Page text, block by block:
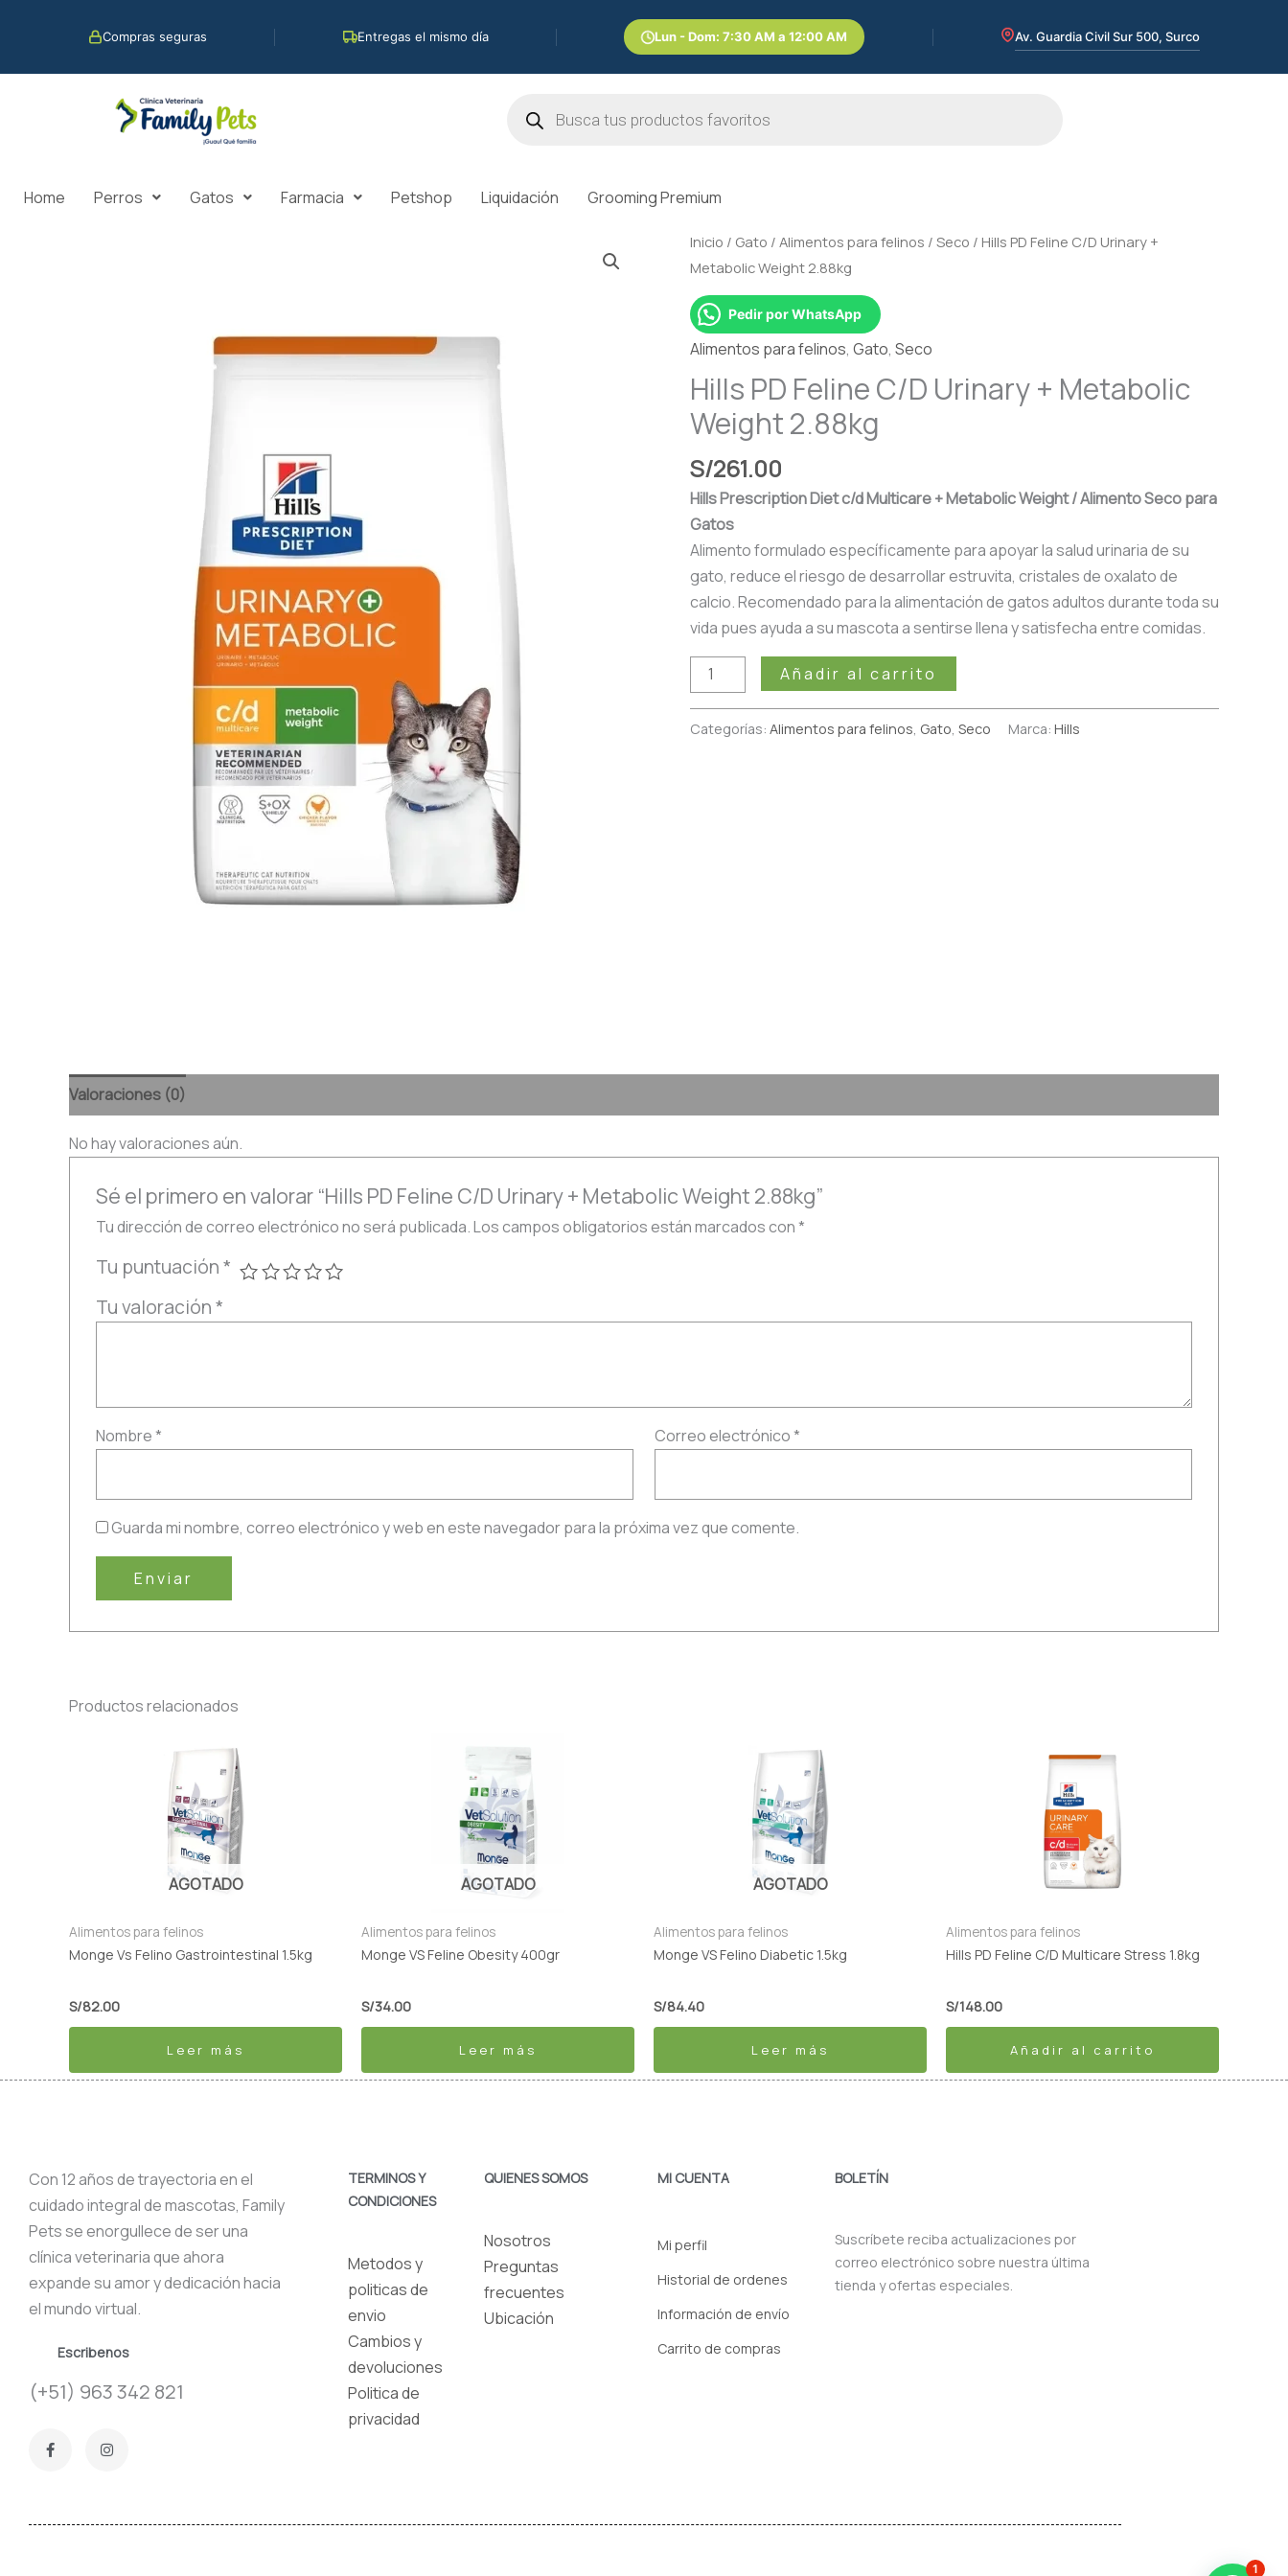
Compras seguras Entregas el mismo día Lun - Dom: 7:30 AM a 12:00 AM Av. Guardia Civil Sur 500, Surco
productos
Home Perros Gatos Farmacia Petshop Liquidación Grooming Premium
Inicio / Gato / Alimentos para felinos / Seco / Hills PD Feline C/D Urinary +
Metabolic Weight 2.88kg
Pedir por WhatsApp
Alimentos para felinos, Gato, Seco
Hills PD Feline C/D Urinary + Metabolic
Weight 2.88kg
S/261.00
Hills Prescription Diet c/d Multicare + Metabolic Weight / Alimento Seco para
Gatos
Alimento formulado específicamente para apoyar la salud urinaria de su
gato, reduce el riesgo de desarrollar estruvita, cristales de oxalato de
calcio. Recomendado para la alimentación de gatos adultos durante toda su
vida pues ayuda a su mascota a sentirse llena y satisfecha entre comidas.
Hills
PD
Feline
C/D
Urinary
Metabolic
Weight
cantidad
Añadir al carrito
Categorías: Alimentos para felinos, Gato, Seco Marca: Hills
Valoraciones (0)
No hay valoraciones aún.
Sé el primero en valorar “Hills PD Feline C/D Urinary + Metabolic Weight 2.88kg”
Tu dirección de correo electrónico no será publicada.Los campos obligatorios están marcados con*
Tu puntuación*
Tu valoración*
Nombre* Correo electrónico*
Guarda mi nombre, correo electrónico y web en este navegador para la próxima vez que comente.
Productos relacionados
AGOTADO
Alimentos para felinos
Monge Vs Felino Gastrointestinal 1.5kg
S/82.00
Leer más
AGOTADO
Alimentos para felinos
Monge VS Feline Obesity 400gr
S/34.00
Leer más
AGOTADO
Alimentos para felinos
Monge VS Felino Diabetic 1.5kg
S/84.40
Leer más
Alimentos para felinos
Hills PD Feline C/D Multicare Stress 1.8kg
S/148.00
Añadir al carrito
Con 12 años de trayectoria en el
cuidado integral de mascotas, Family
Pets se enorgullece de ser una
clínica veterinaria que ahora
expande su amor y dedicación hacia
el mundo virtual.
Escribenos
(+51) 963 342 821
a
c
o
n
r
TERMINOS Y
CONDICIONES
Metodos y
politicas de
envio
Cambios y
devoluciones
Politica de
privacidad
QUIENES SOMOS
Nosotros
Preguntas
frecuentes
Ubicación
MI CUENTA
Mi perfil
Historial de ordenes
Información de envío
Carrito de compras
BOLETÍN
Suscríbete reciba actualizaciones por
correo electrónico sobre nuestra última
tienda y ofertas especiales.
1